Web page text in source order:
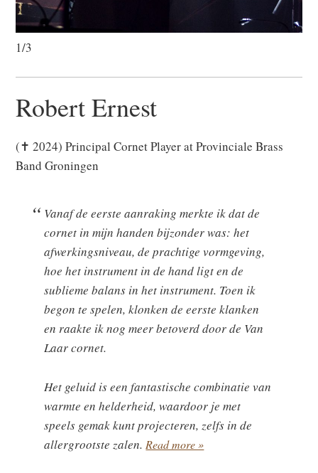
1/3
Robert Ernest
(✝ 2024) Principal Cornet Player at Provinciale Brass
Band Groningen
Vanaf de eerste aanraking merkte ik dat de
cornet in mijn handen bijzonder was: het
afwerkingsniveau, de prachtige vormgeving,
hoe het instrument in de hand ligt en de
sublieme balans in het instrument. Toen ik
begon te spelen, klonken de eerste klanken
en raakte ik nog meer betoverd door de Van
Laar cornet.
Het geluid is een fantastische combinatie van
warmte en helderheid, waardoor je met
speels gemak kunt projecteren, zelfs in de
allergrootste zalen.Read more »